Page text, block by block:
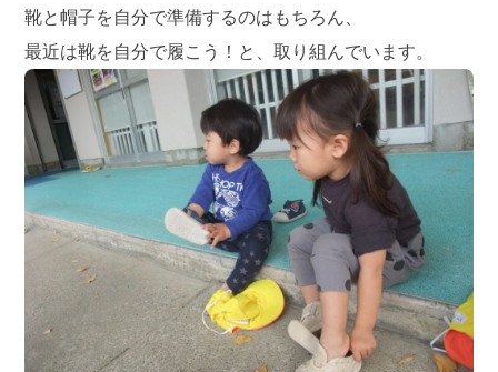
靴と帽子を自分で準備するのはもちろん、
最近は靴を自分で履こう！と、取り組んでいます。